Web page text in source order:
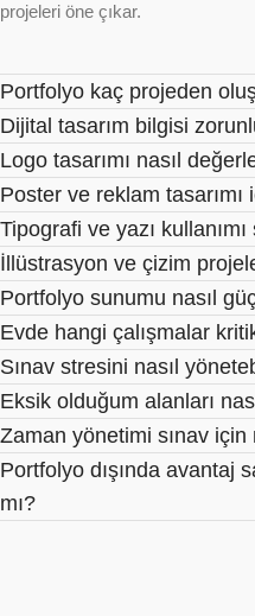
projeleri öne çıkar.
Portfolyo kaç projeden
Dijital tasarım bilgisi
Logo tasarımı nasıl
Poster ve reklam
Tipografi ve yazı
İllüstrasyon ve çizim
Portfolyo sunumu nasıl
Evde hangi çalışmalar
Sınav stresini nasıl
Eksik olduğum alanları
Zaman yönetimi sınav
Portfolyo dışında avantaj
mı?